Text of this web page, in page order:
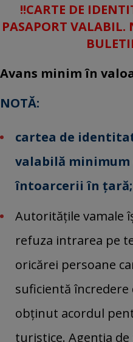
!!CARTE DE
PASAPORT VALABIL.
Avans minim în
NOTĂ:
cartea de
valabilă minimum
întoarcerii în ţară;
Autorităţile vamale
refuza intrarea pe
oricărei persoane
suficientă încredere
obţinut acordul
turistice. Agenţia